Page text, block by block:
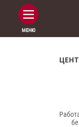
МЕНЮ